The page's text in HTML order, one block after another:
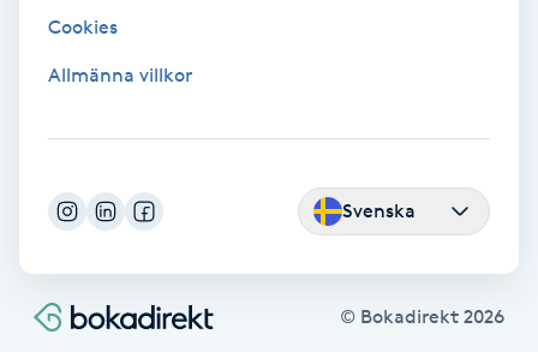
Ombre brows
Ortopedi
Cookies
Allmänna villkor
Svenska
© Bokadirekt 2026